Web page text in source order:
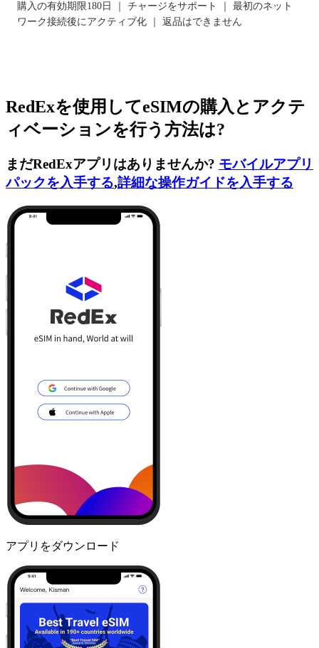
購入の有効期限180日 ｜ チャージをサポート ｜ 最初のネット
ワーク接続後にアクティブ化 ｜ 返品はできません
RedExを使用してeSIMの購入とアクテ
ィベーションを行う方法は?
まだRedExアプリはありませんか? モバイルアプリ
パックを入手する,詳細な操作ガイドを入手する
アプリをダウンロード